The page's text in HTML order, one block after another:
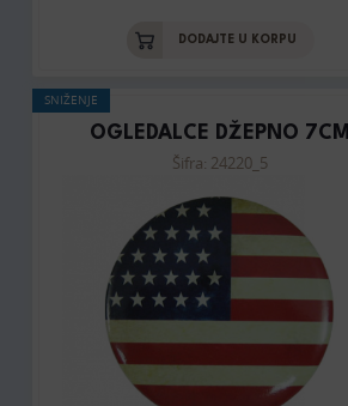
DODAJTE U KORPU
SNIŽENJE
OGLEDALCE DŽEPNO 7CM
Šifra: 24220_5